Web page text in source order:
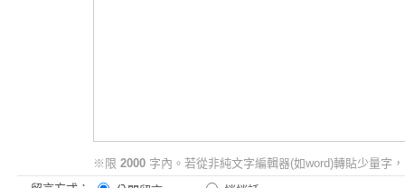
※限 2000 字內。若從非純文字編輯器(如word)轉貼少量字